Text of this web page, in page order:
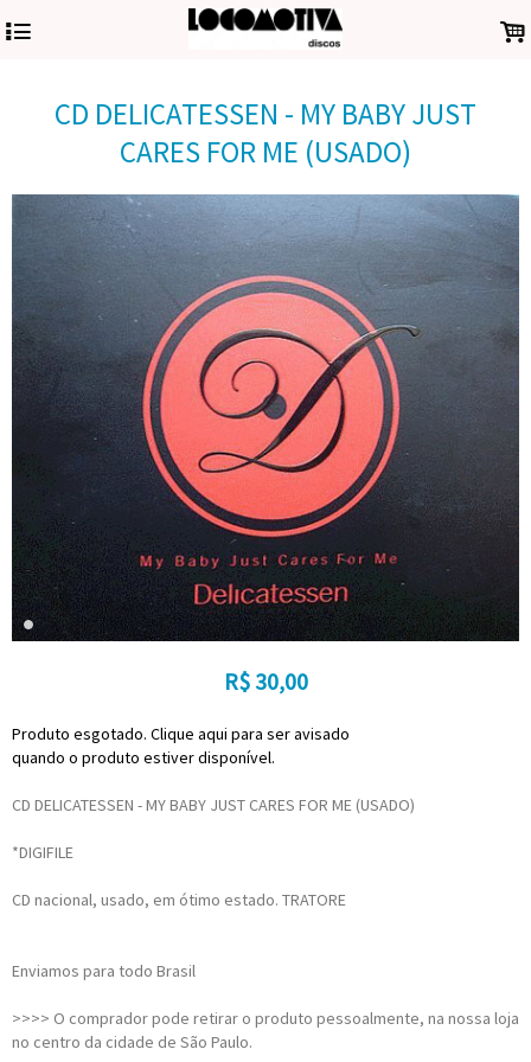
4 .
CD DELICATESSEN - MY BABY JUST
CARES FOR ME (USADO)
R$ 30,00
Produto esgotado. Clique aqui para ser avisado
quando o produto estiver disponível.
CD DELICATESSEN - MY BABY JUST CARES FOR ME (USADO)
*DIGIFILE
CD nacional, usado, em ótimo estado. TRATORE
Enviamos para todo Brasil
>>>> O comprador pode retirar o produto pessoalmente, na nossa loja
no centro da cidade de São Paulo.